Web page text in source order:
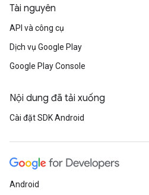
Tài nguyên
API và công cụ
Dịch vụ Google Play
Google Play Console
Nội dung đã tải xuống
Cài đặt SDK Android
Android